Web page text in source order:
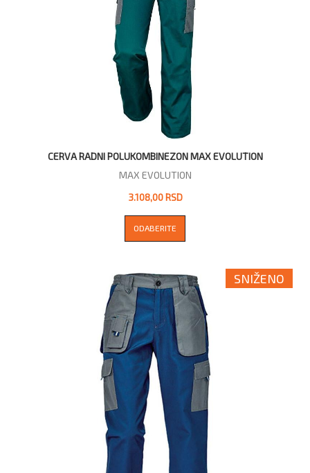
CERVA RADNI POLUKOMBINEZON MAX EVOLUTION
MAX EVOLUTION
3.108,00 RSD
ODABERITE
SNIŽENO